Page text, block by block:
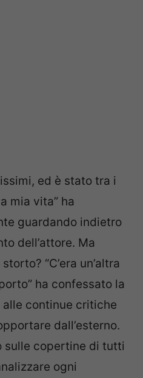
ed è stato tra i
mia vita” ha
guardando indietro
dell’attore. Ma
“C’era un’altra
ha confessato la
continue critiche
dall’esterno.
sulle copertine di tutti
ogni